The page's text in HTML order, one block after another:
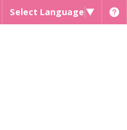
Select Language ▼